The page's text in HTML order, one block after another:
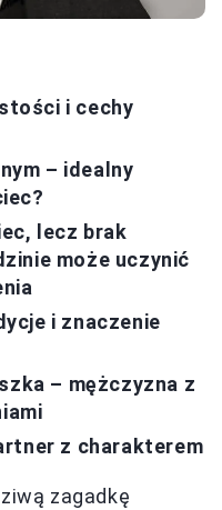
i cechy
– idealny
lecz brak
może uczynić
i znaczenie
– mężczyzna z
z charakterem
zagadkę